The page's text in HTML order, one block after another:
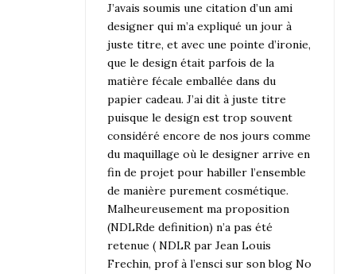
J’avais soumis une citation d’un ami
designer qui m’a expliqué un jour à
juste titre, et avec une pointe d’ironie,
que le design était parfois de la
matière fécale emballée dans du
papier cadeau. J’ai dit à juste titre
puisque le design est trop souvent
considéré encore de nos jours comme
du maquillage où le designer arrive en
fin de projet pour habiller l’ensemble
de manière purement cosmétique.
Malheureusement ma proposition
(NDLRde definition) n’a pas été
retenue ( NDLR par Jean Louis
Frechin, prof à l’ensci sur son blog No